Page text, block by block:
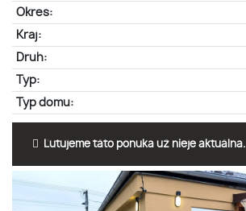
Okres:
Kraj:
Druh:
Typ:
Typ domu:
Ľutujeme táto ponuka už nieje aktuálna.